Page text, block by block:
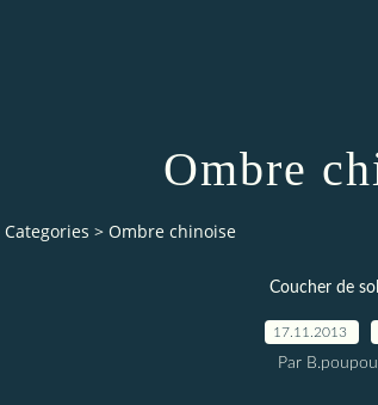
Ombre
Categories > Ombre chinoise
Coucher de
17.11.2013
Par